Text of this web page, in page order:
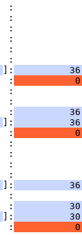
:
:
:
:
:
:
]:
:
:
:
:
]:
:
:
:
:
:
]:
:
:
]:
: